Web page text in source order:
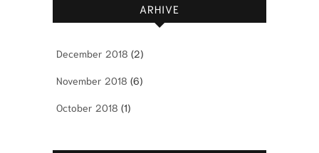
ARHIVE
December 2018 (2)
November 2018 (6)
October 2018 (1)